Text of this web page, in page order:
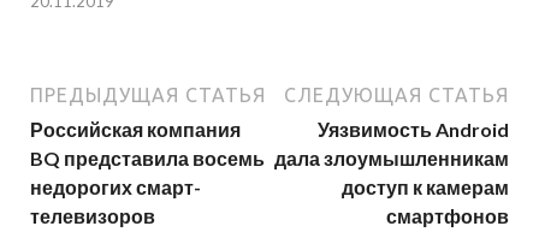
ПРЕДЫДУЩАЯ СТАТЬЯ
Российская компания
BQ представила восемь
недорогих смарт-
телевизоров
СЛЕДУЮЩАЯ СТАТЬЯ
Уязвимость Android
дала злоумышленникам
доступ к камерам
смартфонов